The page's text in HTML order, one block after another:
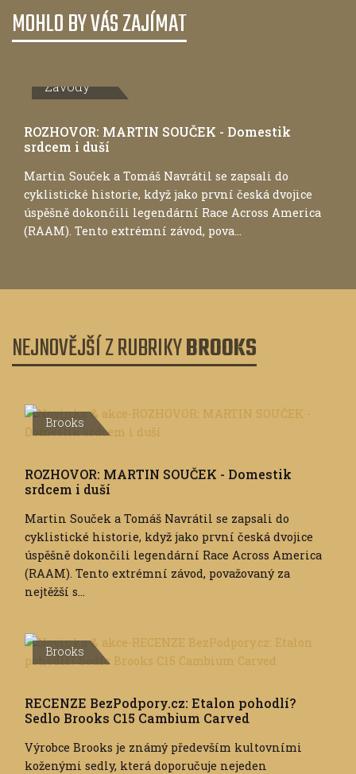
MOHLO BY VÁS ZAJÍMAT
Závody
ROZHOVOR: MARTIN SOUČEK - Domestik
srdcem i duší
Martin Souček a Tomáš Navrátil se zapsali do
cyklistické historie, když jako první česká dvojice
úspěšně dokončili legendární Race Across America
(RAAM). Tento extrémní závod, pova...
NEJNOVĚJŠÍ Z RUBRIKYBROOKS
Brooks
ROZHOVOR: MARTIN SOUČEK - Domestik
srdcem i duší
Martin Souček a Tomáš Navrátil se zapsali do
cyklistické historie, když jako první česká dvojice
úspěšně dokončili legendární Race Across America
(RAAM). Tento extrémní závod, považovaný za
nejtěžší s...
Brooks
RECENZE BezPodpory.cz: Etalon pohodlí?
Sedlo Brooks C15 Cambium Carved
Výrobce Brooks je známý především kultovními
koženými sedly, která doporučuje nejeden